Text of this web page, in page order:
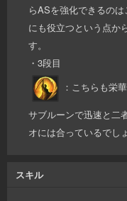
らASを強化できるの
にも役立つという点か
す。
・3段目
：こちらも栄
サブルーンで迅速と二
オには合っているでしょ
スキル